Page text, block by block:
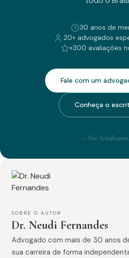
30 anos de
20+ advogados
+300 avaliações
Fale com um
Conheça o
— Nós
SOBRE O AUTOR
Dr. Neudi Fernandes
Advogado com mais de 30 anos
sua carreira de forma